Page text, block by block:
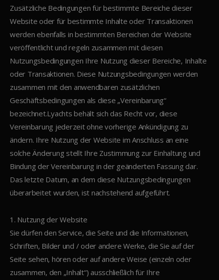
Zusätzliche Bedingungen für bestimmte Bereiche dieser
Website oder für bestimmte Inhalte oder Transaktionen
werden ebenfalls in bestimmten Bereichen der Website
veröffentlicht und regeln zusammen mit diesen
Nutzungsbedingungen Ihre Nutzung dieser Bereiche, Inhalte
oder Transaktionen. Diese Nutzungsbedingungen werden
zusammen mit den anwendbaren zusätzlichen
Geschäftsbedingungen als diese „Vereinbarung“
bezeichnet.Lyachts behält sich das Recht vor, diese
Vereinbarung jederzeit ohne vorherige Ankündigung zu
ändern. Ihre Nutzung der Website im Anschluss an eine
solche Änderung stellt Ihre Zustimmung zur Einhaltung und
Bindung der Vereinbarung in der geänderten Fassung dar.
Das letzte Datum, an dem diese Nutzungsbedingungen
überarbeitet wurden, ist nachstehend aufgeführt.
1. Nutzung der Website
Sie dürfen den Service, die Seite und die Informationen,
Schriften, Bilder und / oder andere Werke, die Sie auf der
Seite sehen, hören oder auf andere Weise (einzeln oder
zusammen, den „Inhalt“) ausschließlich für Ihre